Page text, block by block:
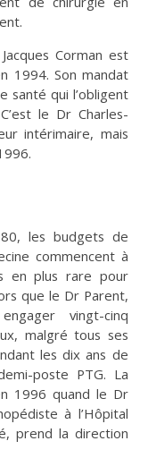
Corman est
1994. Son mandat
santé qui l’obligent
le Dr Charles-
intérimaire, mais
les budgets de
commencent à
en plus rare pour
que le Dr Parent,
vingt-cinq
malgré tous ses
les dix ans de
poste PTG. La
1996 quand le Dr
à l’Hôpital
prend la direction